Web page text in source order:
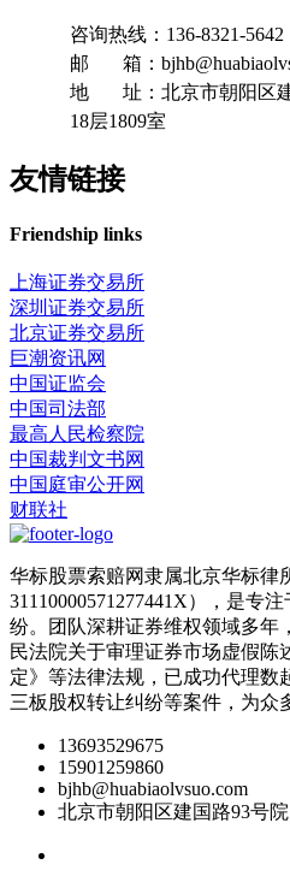
咨询热线：136-8321-5642
邮 箱：
地 址：北京市朝阳区建
18层1809室
友情链接
Friendship links
上海证券交易所
深圳证券交易所
北京证券交易所
巨潮资讯网
中国证监会
中国司法部
最高人民检察院
中国裁判文书网
中国庭审公开网
财联社
华标股票索赔网隶属北京华标律
31110000571277441X），是专
纷。团队深耕证券维权领域多年
民法院关于审理证券市场虚假陈
定》等法律法规，已成功代理数
三板股权转让纠纷等案件，为众
13693529675
15901259860
bjhb@huabiaolvsuo.com
北京市朝阳区建国路93号